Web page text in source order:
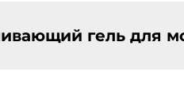
гель для